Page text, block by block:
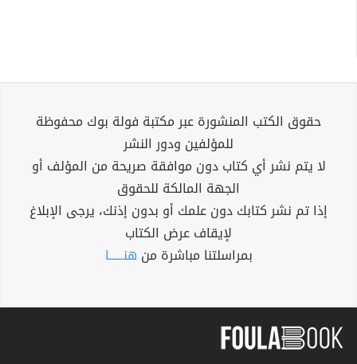
حقوق الكتب المنشورة عبر مكتبة فولة بوك محفوظة
للمؤلفين ودور النشر
لا يتم نشر أي كتاب دون موافقة صريحة من المؤلف أو
الجهة المالكة للحقوق
إذا تم نشر كتابك دون علمك أو بدون إذنك، يرجى الإبلاغ
لإيقاف عرض الكتاب
بمراسلتنا مباشرة من هنــــــا